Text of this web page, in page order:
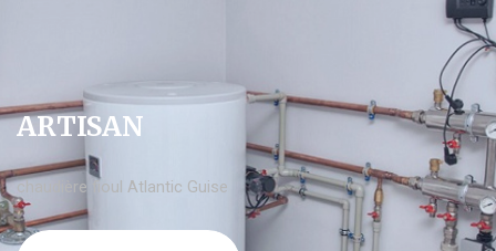
ARTISAN
chaudière fioul Atlantic Guise